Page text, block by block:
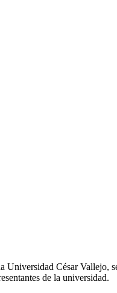
Universidad César
de la universidad.